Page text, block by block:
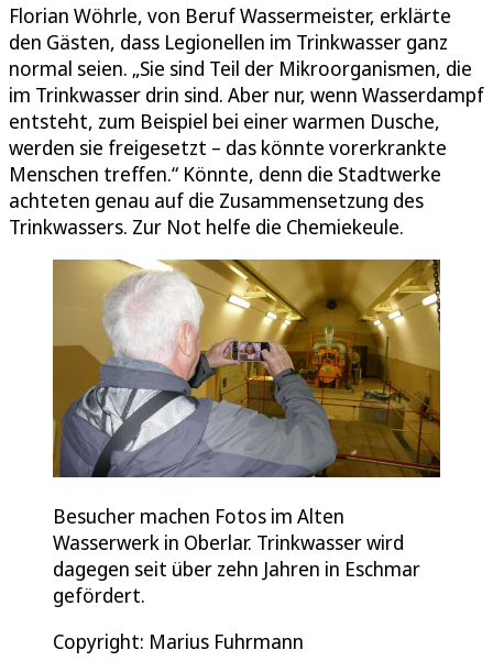
Florian Wöhrle, von Beruf Wassermeister, erklärte
den Gästen, dass Legionellen im Trinkwasser ganz
normal seien. „Sie sind Teil der Mikroorganismen, die
im Trinkwasser drin sind. Aber nur, wenn Wasserdampf
entsteht, zum Beispiel bei einer warmen Dusche,
werden sie freigesetzt – das könnte vorerkrankte
Menschen treffen.“ Könnte, denn die Stadtwerke
achteten genau auf die Zusammensetzung des
Trinkwassers. Zur Not helfe die Chemiekeule.
Besucher machen Fotos im Alten
Wasserwerk in Oberlar. Trinkwasser wird
dagegen seit über zehn Jahren in Eschmar
gefördert.
Copyright: Marius Fuhrmann